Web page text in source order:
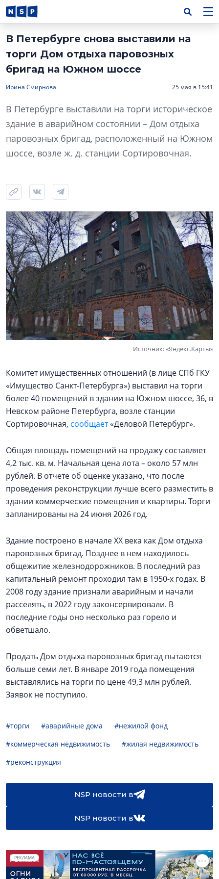
В Петербурге снова выставили на
торги Дом отдыха паровозных
бригад на Южном шоссе
Ирина Смирнова 25 мая в 15:41
В Петербурге выставили на торги историческое
здание в аварийном состоянии – Дом отдыха
паровозных бригад, расположенный на Южном
шоссе, возле ж. д. станции Сортировочная.
Источник: «Яндекс.Карты»
Комитет имущественных отношений (в лице СПб ГКУ
«Имущество Санкт-Петербурга») выставил на торги
более 40 помещений в здании на Южном шоссе, 36, в
Невском районе Петербурга, возле станции
Сортировочная, сообщает«Деловой Петербург».
Общая площадь помещений на продажу составляет
4,2 тыс. кв. м. Начальная цена лота – около 57 млн
рублей. В отчете об оценке указано, что после
проведения реконструкции лучше всего разместить в
здании коммерческие помещения и квартиры. Торги
запланированы на 24 июня 2026 год.
Здание построено в начале ХХ века как Дом отдыха
паровозных бригад. Позднее в нем находилось
общежитие железнодорожников. В последний раз
капитальный ремонт проходил там в 1950-х годах. В
2008 году здание признали аварийным и начали
расселять, в 2022 году законсервировали. В
последние годы оно несколько раз горело и
обветшало.
Продать Дом отдыха паровозных бригад пытаются
больше семи лет. В январе 2019 года помещения
выставлялись на торги по цене 49,3 млн рублей.
Заявок не поступило.
#торги #аварийные дома
#нежилой фонд
#коммерческая недвижимость
#жилая недвижимость
#реконструкция
NSP новости в
NSP новости в
РЕКЛАМА